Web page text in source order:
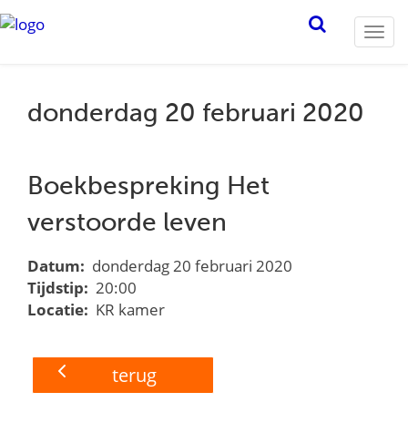
donderdag 20 februari 2020
Boekbespreking Het
verstoorde leven
Datum: donderdag 20 februari 2020
Tijdstip: 20:00
Locatie: KR kamer
terug